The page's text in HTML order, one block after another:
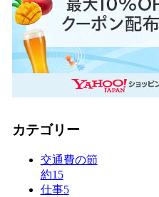
カテゴリー
交通費の節
約15
仕事5